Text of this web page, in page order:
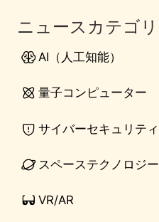
ニュースカテゴリ
AI（人工知能）
量子コンピューター
サイバーセキュリティ
スペーステクノロジー
VR/AR